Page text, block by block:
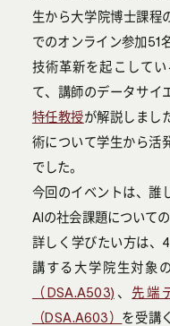
生から大学院博士課程
でのオンライン参加51
技術革新を起こして
て、講師のデータサイ
特任教授が解説しまし
術について学生から活
でした。
今回のイベントは、誰
AIの社会課題について
詳しく学びたい方は、
講する大学院生対象の
（DSA.A503) 、 先端
（DSA.A603） を受講